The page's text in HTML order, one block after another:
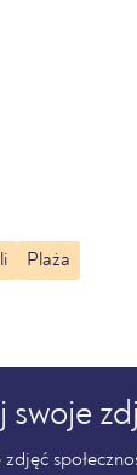
Plaża
swoje